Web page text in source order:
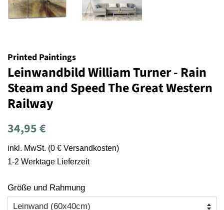
Printed Paintings
Leinwandbild William Turner - Rain
Steam and Speed The Great Western
Railway
Normaler
34,95 €
inkl. MwSt. (0 € Versandkosten)
1-2 Werktage Lieferzeit
Größe und Rahmung